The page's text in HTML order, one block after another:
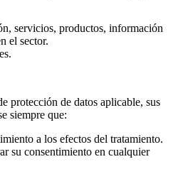
servicios, productos, información
el sector.
protección de datos aplicable, sus
siempre que:
a los efectos del tratamiento.
su consentimiento en cualquier